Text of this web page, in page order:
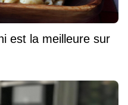
est la meilleure sur